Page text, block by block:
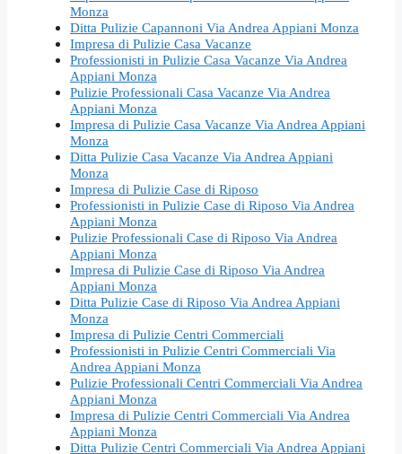
Monza
Ditta Pulizie Capannoni Via Andrea Appiani Monza
Impresa di Pulizie Casa Vacanze
Professionisti in Pulizie Casa Vacanze Via Andrea
Appiani Monza
Pulizie Professionali Casa Vacanze Via Andrea
Appiani Monza
Impresa di Pulizie Casa Vacanze Via Andrea Appiani
Monza
Ditta Pulizie Casa Vacanze Via Andrea Appiani
Monza
Impresa di Pulizie Case di Riposo
Professionisti in Pulizie Case di Riposo Via Andrea
Appiani Monza
Pulizie Professionali Case di Riposo Via Andrea
Appiani Monza
Impresa di Pulizie Case di Riposo Via Andrea
Appiani Monza
Ditta Pulizie Case di Riposo Via Andrea Appiani
Monza
Impresa di Pulizie Centri Commerciali
Professionisti in Pulizie Centri Commerciali Via
Andrea Appiani Monza
Pulizie Professionali Centri Commerciali Via Andrea
Appiani Monza
Impresa di Pulizie Centri Commerciali Via Andrea
Appiani Monza
Ditta Pulizie Centri Commerciali Via Andrea Appiani